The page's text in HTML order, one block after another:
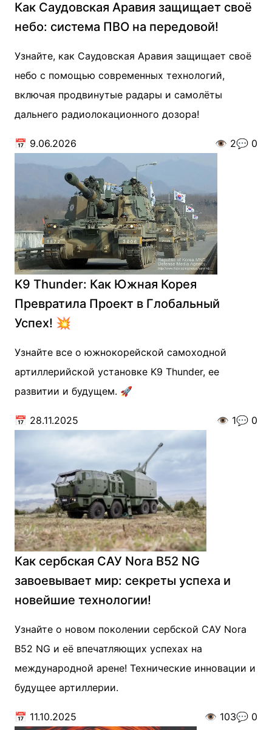
Как Саудовская Аравия защищает своё
небо: система ПВО на передовой!
Узнайте, как Саудовская Аравия защищает своё
небо с помощью современных технологий,
включая продвинутые радары и самолёты
дальнего радиолокационного дозора!
📅 9.06.2026 👁️ 2💬 0
K9 Thunder: Как Южная Корея
Превратила Проект в Глобальный
Успех! 💥
Узнайте все о южнокорейской самоходной
артиллерийской установке K9 Thunder, ее
развитии и будущем. 🚀
📅 28.11.2025 👁️ 1💬 0
Как сербская САУ Nora B52 NG
завоевывает мир: секреты успеха и
новейшие технологии!
Узнайте о новом поколении сербской САУ Nora
B52 NG и её впечатляющих успехах на
международной арене! Технические инновации и
будущее артиллерии.
📅 11.10.2025 👁️ 103💬 0